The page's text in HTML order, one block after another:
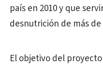
país en 2010 y que
desnutrición de más
El objetivo del